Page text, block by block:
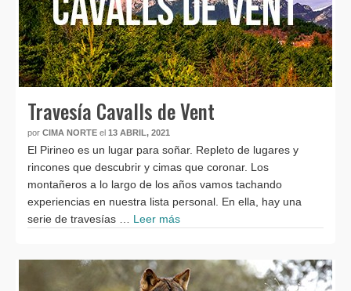
Travesía Cavalls de Vent
por CIMA NORTE el 13 ABRIL, 2021
El Pirineo es un lugar para soñar. Repleto de lugares y
rincones que descubrir y cimas que coronar. Los
montañeros a lo largo de los años vamos tachando
experiencias en nuestra lista personal. En ella, hay una
serie de travesías … Leer más